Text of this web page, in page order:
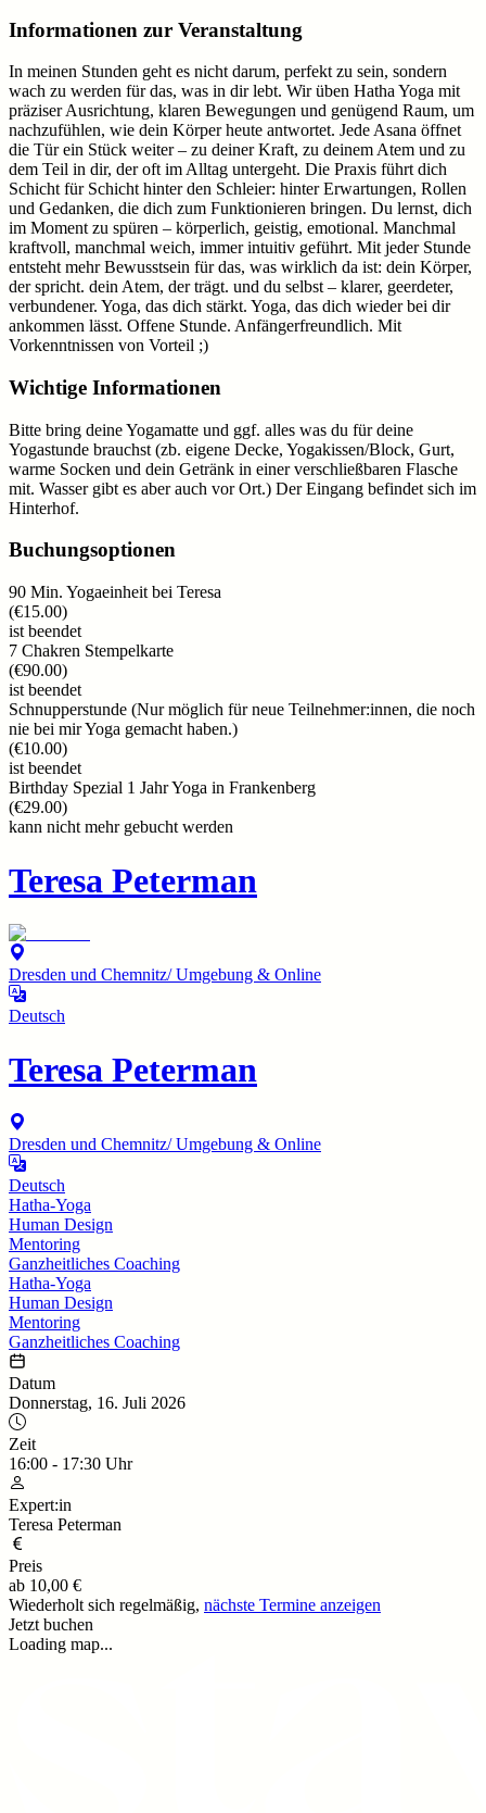
Informationen zur Veranstaltung
In meinen Stunden geht es nicht darum, perfekt zu sein, sondern
wach zu werden für das, was in dir lebt. Wir üben Hatha Yoga mit
präziser Ausrichtung, klaren Bewegungen und genügend Raum, um
nachzufühlen, wie dein Körper heute antwortet. Jede Asana öffnet
die Tür ein Stück weiter – zu deiner Kraft, zu deinem Atem und zu
dem Teil in dir, der oft im Alltag untergeht. Die Praxis führt dich
Schicht für Schicht hinter den Schleier: hinter Erwartungen, Rollen
und Gedanken, die dich zum Funktionieren bringen. Du lernst, dich
im Moment zu spüren – körperlich, geistig, emotional. Manchmal
kraftvoll, manchmal weich, immer intuitiv geführt. Mit jeder Stunde
entsteht mehr Bewusstsein für das, was wirklich da ist: dein Körper,
der spricht. dein Atem, der trägt. und du selbst – klarer, geerdeter,
verbundener. Yoga, das dich stärkt. Yoga, das dich wieder bei dir
ankommen lässt. Offene Stunde. Anfängerfreundlich. Mit
Vorkenntnissen von Vorteil ;)
Wichtige Informationen
Bitte bring deine Yogamatte und ggf. alles was du für deine
Yogastunde brauchst (zb. eigene Decke, Yogakissen/Block, Gurt,
warme Socken und dein Getränk in einer verschließbaren Flasche
mit. Wasser gibt es aber auch vor Ort.) Der Eingang befindet sich im
Hinterhof.
Buchungsoptionen
90 Min. Yogaeinheit bei Teresa
(€15.00)
ist beendet
7 Chakren Stempelkarte
(€90.00)
ist beendet
Schnupperstunde (Nur möglich für neue Teilnehmer:innen, die noch
nie bei mir Yoga gemacht haben.)
(€10.00)
ist beendet
Birthday Spezial 1 Jahr Yoga in Frankenberg
(€29.00)
kann nicht mehr gebucht werden
Teresa Peterman
Dresden und Chemnitz/ Umgebung & Online
Deutsch
Teresa Peterman
Dresden und Chemnitz/ Umgebung & Online
Deutsch
Hatha-Yoga
Human Design
Mentoring
Ganzheitliches Coaching
Hatha-Yoga
Human Design
Mentoring
Ganzheitliches Coaching
Datum
Donnerstag, 16. Juli 2026
Zeit
16:00 - 17:30 Uhr
Expert:in
Teresa Peterman
Preis
ab 10,00 €
Wiederholt sich regelmäßig, nächste Termine anzeigen
Jetzt buchen
Loading map...